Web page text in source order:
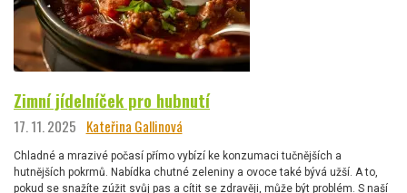
Zimní jídelníček pro hubnutí
17. 11. 2025 Kateřina Gallinová
Chladné a mrazivé počasí přímo vybízí ke konzumaci tučnějších a
hutnějších pokrmů. Nabídka chutné zeleniny a ovoce také bývá užší. A to,
pokud se snažíte zúžit svůj pas a cítit se zdravěji, může být problém. S naší